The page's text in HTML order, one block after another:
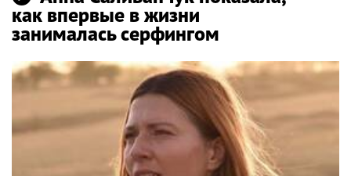
как впервые в жизни
занималась серфингом